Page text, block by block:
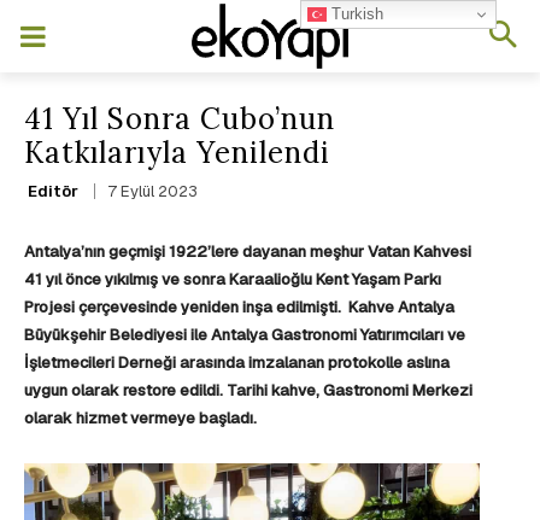
41 Yıl Sonra Cubo’nun
Katkılarıyla Yenilendi
Editör 7 Eylül 2023
Antalya’nın geçmişi 1922’lere dayanan meşhur Vatan Kahvesi
41 yıl önce yıkılmış ve sonra Karaalioğlu Kent Yaşam Parkı
Projesi çerçevesinde yeniden inşa edilmişti. Kahve Antalya
Büyükşehir Belediyesi ile Antalya Gastronomi Yatırımcıları ve
İşletmecileri Derneği arasında imzalanan protokolle aslına
uygun olarak restore edildi. Tarihi kahve, Gastronomi Merkezi
olarak hizmet vermeye başladı.
Turkish